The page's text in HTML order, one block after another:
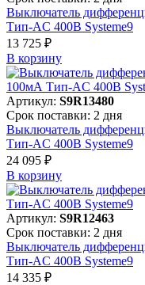
Выключатель
Тип-AC 400В Systeme9
13 725 ₽
В корзинy
Артикул: S9R13480
Срок поставки: 2 дня
Выключатель
Тип-AC 400В Systeme9
24 095 ₽
В корзинy
Артикул: S9R12463
Срок поставки: 2 дня
Выключатель
Тип-AC 400В Systeme9
14 335 ₽